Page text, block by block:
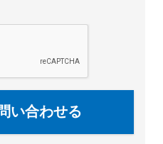
い合わせる